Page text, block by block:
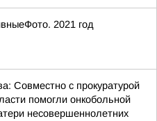
2021 год
Совместно с прокуратурой
помогли онкобольной
несовершеннолетних